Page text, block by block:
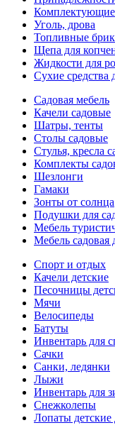
Комплектующие
Уголь, дрова
Топливные
Щепа для
Жидкости для
Сухие средства
Садовая мебель
Качели садовые
Шатры, тенты
Столы садовые
Стулья, кресла
Комплекты
Шезлонги
Гамаки
Зонты от солнца
Подушки для
Мебель
Мебель садовая
Спорт и отдых
Качели детские
Песочницы
Мячи
Велосипеды
Батуты
Инвентарь для
Сачки
Санки, ледянки
Лыжи
Инвентарь для
Снежколепы
Лопаты детские